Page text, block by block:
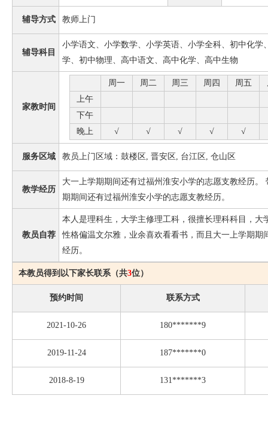
辅导方式 教师上门
辅导科目
小学语文、小学数学、小学英语、小学全科、初中化学
学、初中物理、高中语文、高中化学、高中生物
家教时间
周一 周二 周三 周四 周五
上午
下午
晚上
√ √ √ √ √
服务区域 教员上门区域：鼓楼区, 晋安区, 台江区, 仓山区
教学经历
大一上学期期间还有过福州淮安小学的志愿支教经历。
期期间还有过福州淮安小学的志愿支教经历。
教员自荐
本人是理科生，大学主修理工科，很擅长理科科目，大
性格偏温文尔雅，业余喜欢看看书，而且大一上学期期
经历。
本教员得到以下家长联系（共3位）
预约时间 联系方式
2021-10-26 180*******9
2019-11-24 187*******0
2018-8-19 131*******3